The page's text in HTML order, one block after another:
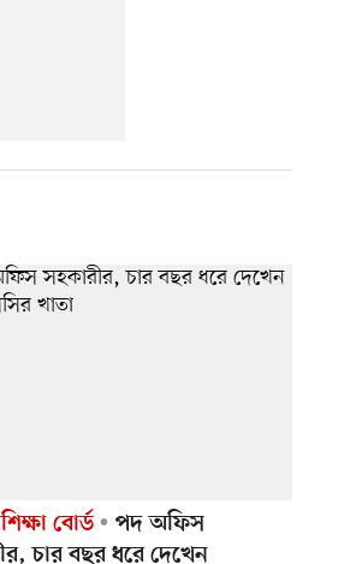
বোর্ড
পদ অফিস
চার বছর ধরে দেখেন